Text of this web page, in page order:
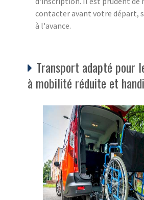
contacter avant votre départ,
à l'avance.
Transport adapté pour
à mobilité réduite et